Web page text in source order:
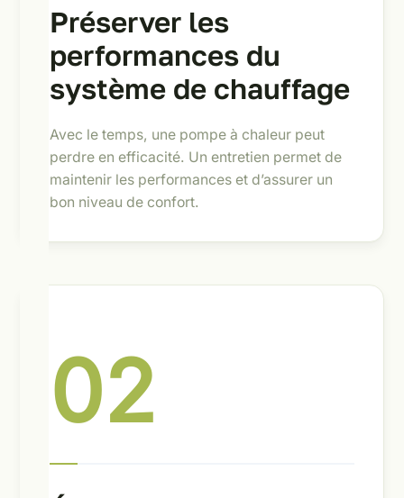
Préserver les
performances du
système de chauffage
Avec le temps, une pompe à chaleur peut
perdre en efficacité. Un entretien permet de
maintenir les performances et d’assurer un
bon niveau de confort.
02